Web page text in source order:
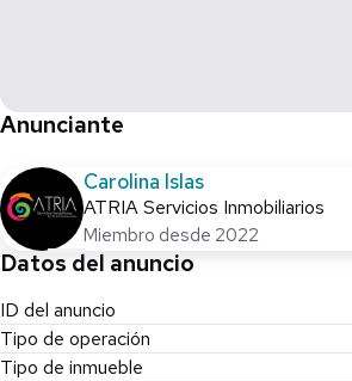
Anunciante
Carolina Islas
ATRIA Servicios Inmobiliarios
Miembro desde 2022
Datos del anuncio
ID del anuncio
Tipo de operación
Tipo de inmueble